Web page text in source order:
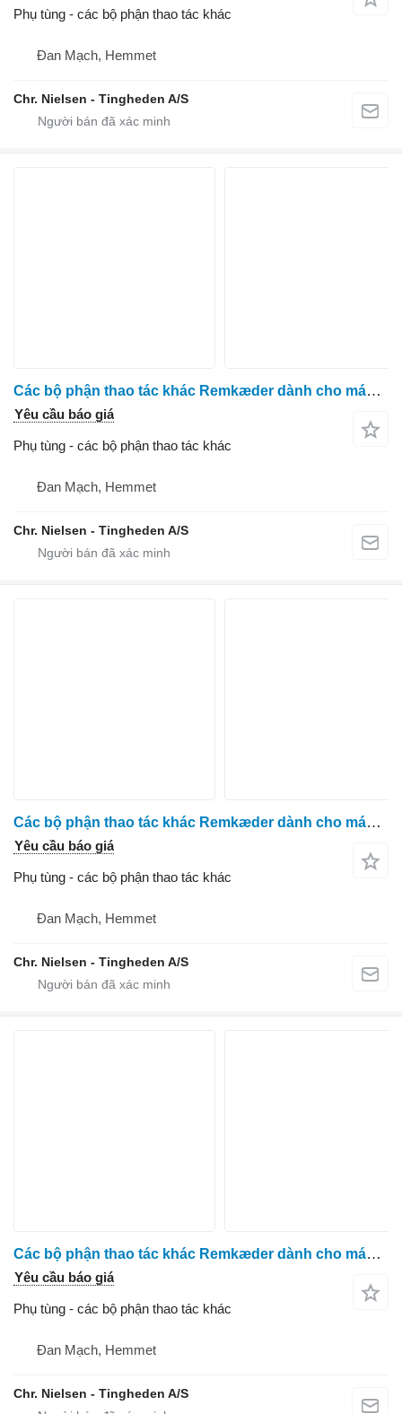
Phụ tùng - các bộ phận thao tác khác
Đan Mạch, Hemmet
Chr. Nielsen - Tingheden A/S
Các bộ phận thao tác khác Remkæder dành cho máy thu hoạch cà rốt ASA Asa Lift
Yêu cầu báo giá
Phụ tùng - các bộ phận thao tác khác
Đan Mạch, Hemmet
Chr. Nielsen - Tingheden A/S
Các bộ phận thao tác khác Remkæder dành cho máy thu hoạch cà rốt ASA Asa Lift
Yêu cầu báo giá
Phụ tùng - các bộ phận thao tác khác
Đan Mạch, Hemmet
Chr. Nielsen - Tingheden A/S
Các bộ phận thao tác khác Remkæder dành cho máy thu hoạch cà rốt ASA Asa Lift
Yêu cầu báo giá
Phụ tùng - các bộ phận thao tác khác
Đan Mạch, Hemmet
Chr. Nielsen - Tingheden A/S